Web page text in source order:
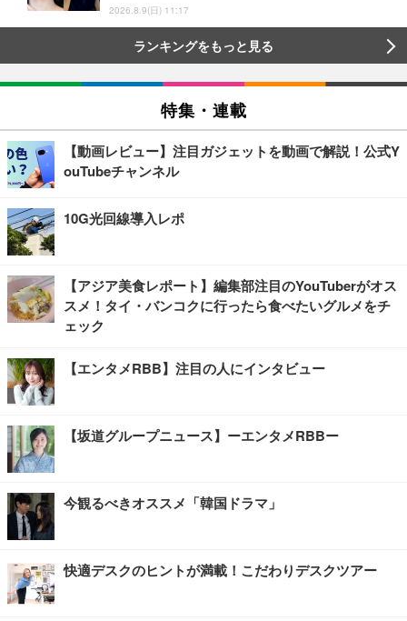
2026.8.9(日) 11:17
ランキングをもっと見る
特集・連載
【動画レビュー】注目ガジェットを動画で解説！公式Y
ouTubeチャンネル
10G光回線導入レポ
【アジア美食レポート】編集部注目のYouTuberがオス
スメ！タイ・バンコクに行ったら食べたいグルメをチ
ェック
【エンタメRBB】注目の人にインタビュー
【坂道グループニュース】ーエンタメRBBー
今観るべきオススメ「韓国ドラマ」
快適デスクのヒントが満載！こだわりデスクツアー